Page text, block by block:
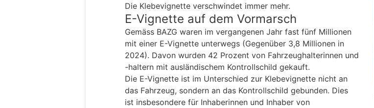
Die Klebevignette verschwindet immer mehr.
E-Vignette auf dem Vormarsch
Gemäss BAZG waren im vergangenen Jahr fast fünf Millionen
mit einer E-Vignette unterwegs (Gegenüber 3,8 Millionen in
2024). Davon wurden 42 Prozent von Fahrzeughalterinnen und
-haltern mit ausländischem Kontrollschild gekauft.
Die E-Vignette ist im Unterschied zur Klebevignette nicht an
das Fahrzeug, sondern an das Kontrollschild gebunden. Dies
ist insbesondere für Inhaberinnen und Inhaber von